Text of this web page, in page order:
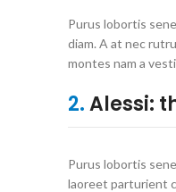
Purus lobortis
diam. A at nec
montes nam a
2.Alessi:
Purus lobortis
laoreet parturient